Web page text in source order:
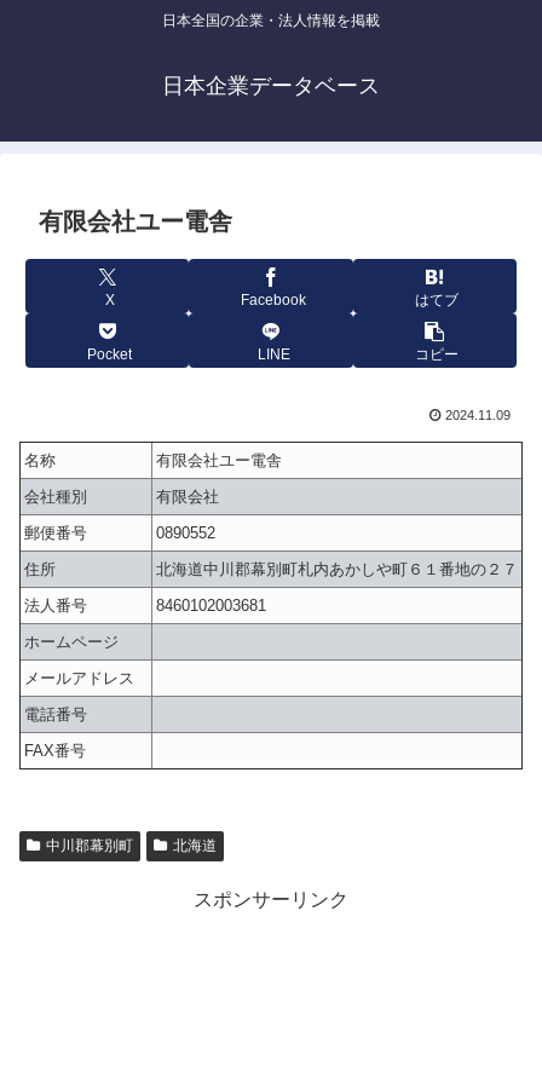
日本全国の企業・法人情報を掲載
日本企業データベース
有限会社ユー電舎
X Facebook はてブ
Pocket LINE コピー
2024.11.09
名称
有限会社ユー電舎
会社種別
有限会社
郵便番号
0890552
住所
北海道中川郡幕別町札内あかしや町６１番地の２７
法人番号
8460102003681
ホームページ
メールアドレス
電話番号
FAX番号
中川郡幕別町 北海道
スポンサーリンク